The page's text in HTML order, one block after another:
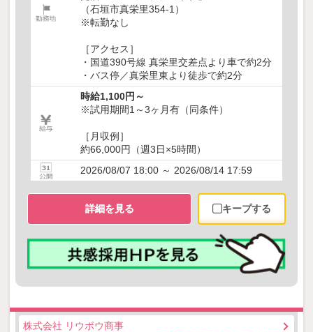
（石垣市真栄里354-1）
※転勤なし
［アクセス］
・国道390号線 真栄里交差点より車で約2分
・バス停／真栄里東より徒歩で約2分
時給1,100円～
※試用期間1～3ヶ月有（同条件）
［月収例］
約66,000円（週3日×5時間）
2026/08/07 18:00 ～ 2026/08/14 17:59
詳細を見る キープする
株式会社 リウボウ商事